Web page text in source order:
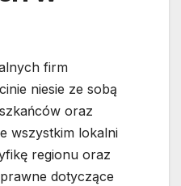
firm
niesie ze sobą
oraz
wszystkim lokalni
regionu oraz
dotyczące